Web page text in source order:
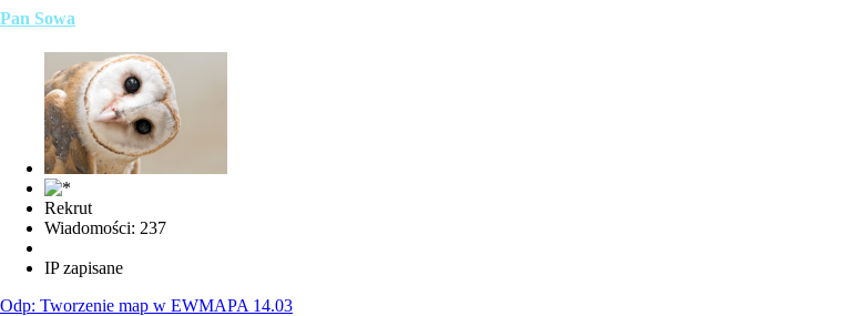
Pan Sowa
Rekrut
Wiadomości: 237
IP zapisane
Odp: Tworzenie map w EWMAPA 14.03